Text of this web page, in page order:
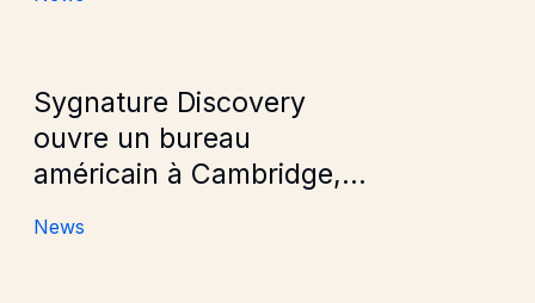
Sygnature Discovery
ouvre un bureau
américain à Cambridge,
News